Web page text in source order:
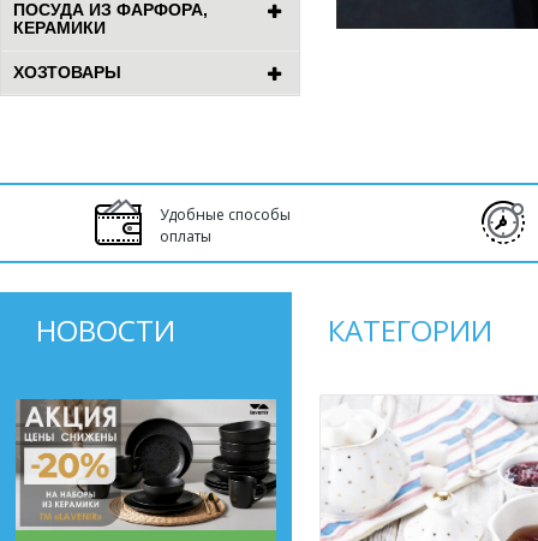
ПОСУДА ИЗ ФАРФОРА,
КЕРАМИКИ
ХОЗТОВАРЫ
Удобные способы
оплаты
НОВОСТИ КАТЕГОРИИ